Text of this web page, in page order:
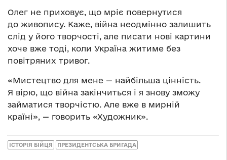
Олег не приховує, що мріє повернутися
до живопису. Каже, війна неодмінно залишить
слід у його творчості, але писати нові картини
хоче вже тоді, коли Україна житиме без
повітряних тривог.
«Мистецтво для мене — найбільша цінність.
Я вірю, що війна закінчиться і я знову зможу
займатися творчістю. Але вже в мирній
країні», — говорить «Художник».
ІСТОРІЯ БІЙЦЯ ПРЕЗИДЕНТСЬКА БРИГАДА